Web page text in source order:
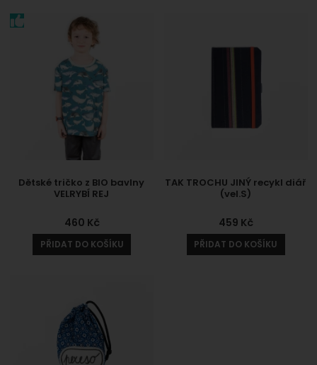
Dětské tričko z BIO bavlny
VELRYBÍ REJ
460 Kč
PŘIDAT DO KOŠÍKU
TAK TROCHU JINÝ recykl diář
(vel.S)
459 Kč
PŘIDAT DO KOŠÍKU